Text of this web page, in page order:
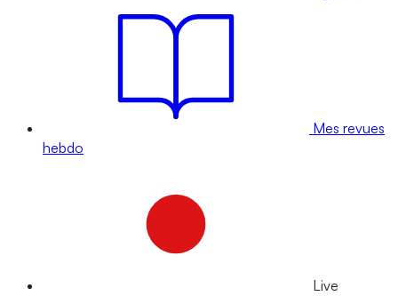
Mes revues
hebdo
Live